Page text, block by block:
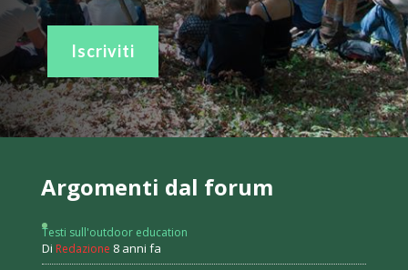
Iscriviti
Argomenti dal forum
Testi sull'outdoor education
Di Redazione 8 anni fa